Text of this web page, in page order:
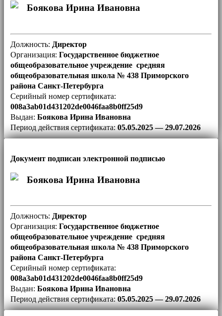
Боякова Ирина Ивановна
Должность: Директор
Организация: Государственное бюджетное
общеобразовательное учреждение средняя
общеобразовательная школа № 438 Приморского
района Санкт-Петербурга
Серийный номер сертификата:
008a3ab01d431202de0046faa8b0ff25d9
Выдан: Боякова Ирина Ивановна
Период действия сертификата: 05.05.2025 — 29.07.2026
Документ подписан электронной подписью
Боякова Ирина Ивановна
Должность: Директор
Организация: Государственное бюджетное
общеобразовательное учреждение средняя
общеобразовательная школа № 438 Приморского
района Санкт-Петербурга
Серийный номер сертификата:
008a3ab01d431202de0046faa8b0ff25d9
Выдан: Боякова Ирина Ивановна
Период действия сертификата: 05.05.2025 — 29.07.2026